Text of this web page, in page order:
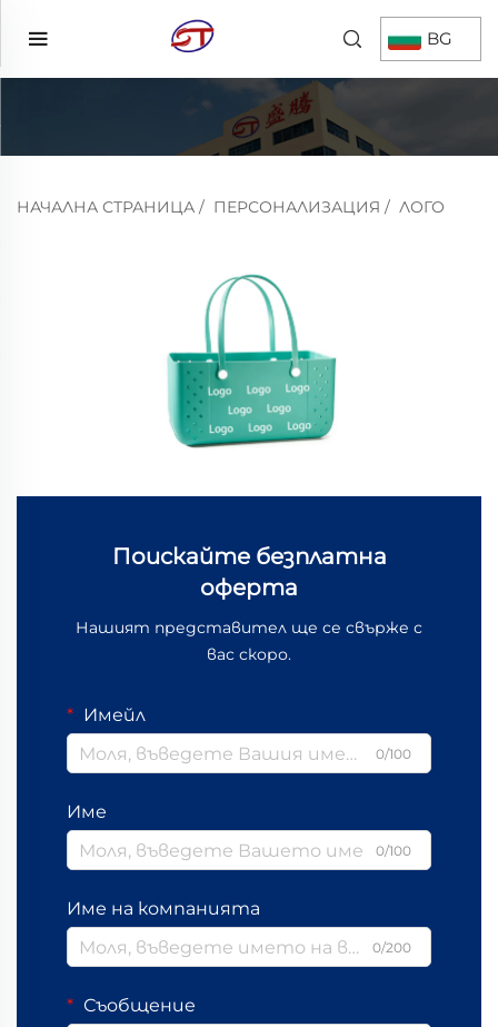
BG
НАЧАЛНА СТРАНИЦА / ПЕРСОНАЛИЗАЦИЯ / ЛОГО
Поискайте безплатна
оферта
Нашият представител ще се свърже с
вас скоро.
Имейл
0/100
Име
0/100
Име на компанията
0/200
Съобщение